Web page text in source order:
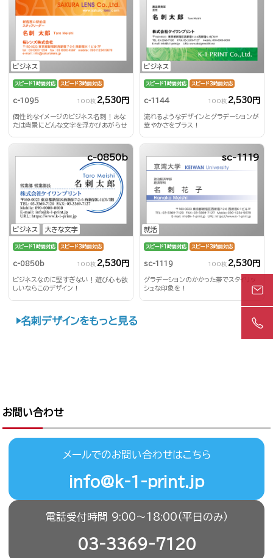
ビジネス
スピード1時間対応 スピード3時間対応
c-1095 100枚 2,530円
個性的なイメージのビジネス名刺！あな
たは背景にどんな文字を浮かびあがらせ
ビジネス
スピード1時間対応 スピード3時間対応
c-1144 100枚 2,530円
流れるようなデザインとグラデーションが
華やかさをプラス！
ビジネス 大きな文字
c-0850b
スピード1時間対応 スピード3時間対応
c-0850b 100枚 2,530円
ビジネスなのに堅すぎない！遊び心も欲
しいならこのデザイン！
就活
sc-1119
スピード1時間対応 スピード3時間対応
sc-1119 100枚 2,530円
グラデーションのかかった帯でスタイリッ
シュな印象を！
名刺デザインをもっと見る
お問い合わせ
メールでのお問い合わせはこちら
info@k-1-print.jp
電話受付時間 9:00〜18:00（平日のみ）
03-3369-7120